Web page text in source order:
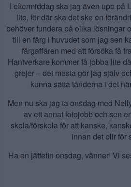
I eftermiddag ska jag även upp på
lite, för där ska det ske en
behöver fundera på olika lösningar
till en färg i huvudet som jag sen
färgaffären med att försöka få
Hantverkare kommer få jobba lite
grejer – det mesta gör jag själv
kunna sätta tänderna i det
Men nu ska jag ta onsdag med
av ett annat fotojobb och sen
skola/förskola för att kanske,
innan det blir för
Ha en jättefin onsdag, vänner! Vi